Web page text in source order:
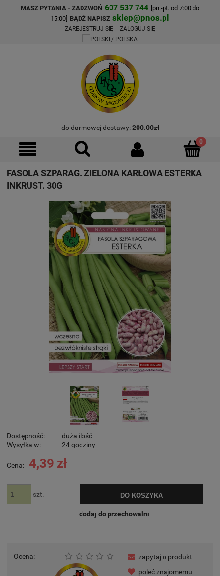
MASZ PYTANIA - ZADZWOŃ 607 537 744 [pn.-pt. od 7:00 do
15:00] BĄDŹ NAPISZ sklep@pnos.pl
ZAREJESTRUJ SIĘ ZALOGUJ SIĘ
do darmowej dostawy:200.00zł
FASOLA SZPARAG. ZIELONA KARŁOWA ESTERKA
INKRUST. 30G
Dostępność:
duża ilość
Wysyłka w:
24 godziny
Cena: 4,39 zł
szt. DO KOSZYKA
dodaj do przechowalni
Ocena:
zapytaj o produkt
poleć znajomemu